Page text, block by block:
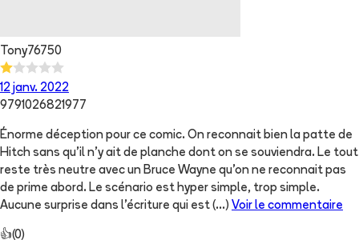
Tony76750
12 janv. 2022
9791026821977
Énorme déception pour ce comic. On reconnait bien la patte de
Hitch sans qu'il n'y ait de planche dont on se souviendra. Le tout
reste très neutre avec un Bruce Wayne qu'on ne reconnait pas
de prime abord. Le scénario est hyper simple, trop simple.
Aucune surprise dans l'écriture qui est (...) Voir le commentaire
👍(0)